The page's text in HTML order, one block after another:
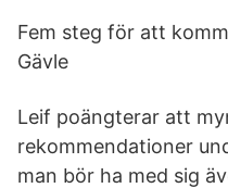
Fem steg för att
Gävle
Leif poängterar att
rekommendationer
man bör ha med sig